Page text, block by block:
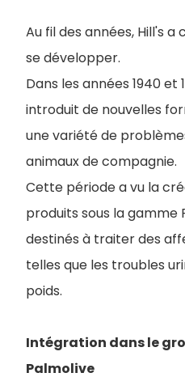
Au fil des années, Hill's
se développer.
Dans les années 1940 et
introduit de nouvelles
une variété de
animaux de compagnie.
Cette période a vu la
produits sous la gamme
destinés à traiter des
telles que les troubles
poids.
Intégration dans le
Palmolive